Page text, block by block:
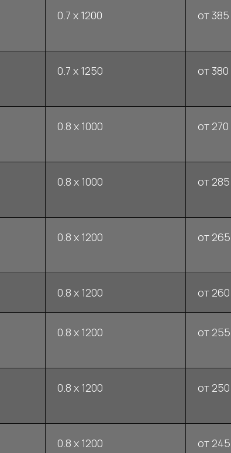
0.7 x 1200 от
0.7 x 1250 от
0.8 x 1000 от
0.8 x 1000 от
0.8 x 1200 от
0.8 x 1200 от
0.8 x 1200 от
0.8 x 1200 от
0.8 x 1200 от